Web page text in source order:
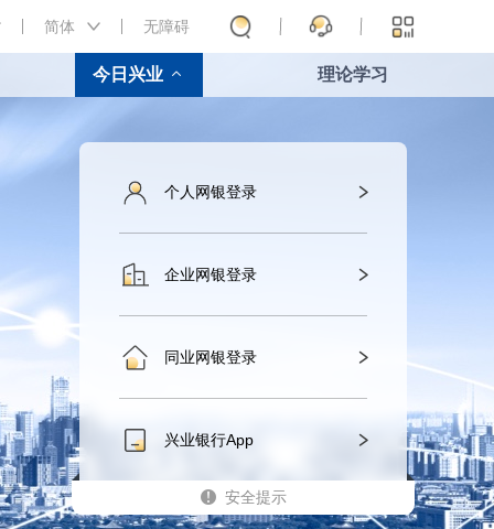
简体 无障碍
今日兴业 理论学习
个人网银登录
企业网银登录
同业网银登录
兴业银行App
安全提示